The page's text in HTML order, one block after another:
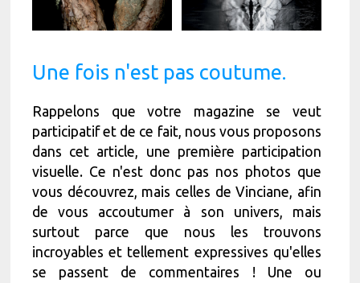
Une fois n'est pas coutume.
Rappelons que votre magazine se veut
participatif et de ce fait, nous vous proposons
dans cet article, une première participation
visuelle. Ce n'est donc pas nos photos que
vous découvrez, mais celles de Vinciane, afin
de vous accoutumer à son univers, mais
surtout parce que nous les trouvons
incroyables et tellement expressives qu'elles
se passent de commentaires ! Une ou